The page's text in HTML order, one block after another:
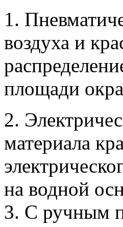
1.
воздуха и
площади
2.
материала
на водной
3. С ручным